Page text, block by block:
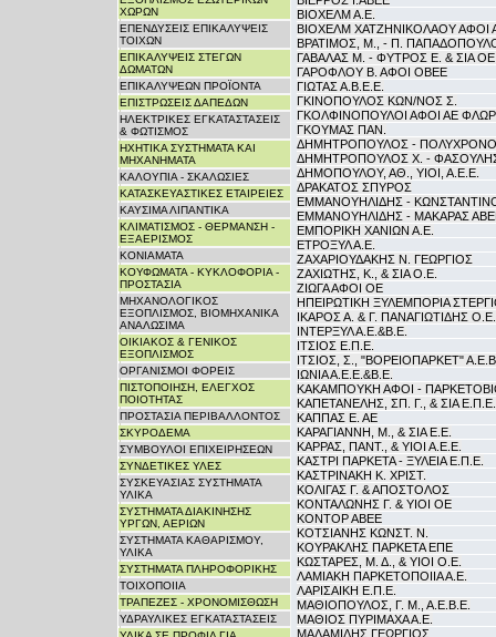
ΧΩΡΩΝ
ΕΠΕΝΔΥΣΕΙΣ ΕΠΙΚΑΛΥΨΕΙΣ
ΤΟΙΧΩΝ
ΕΠΙΚΑΛΥΨΕΙΣ ΣΤΕΓΩΝ
ΔΩΜΑΤΩΝ
ΕΠΙΚΑΛΥΨΕΩΝ ΠΡΟΪΟΝΤΑ
ΕΠΙΣΤΡΩΣΕΙΣ ΔΑΠΕΔΩΝ
ΗΛΕΚΤΡΙΚΕΣ ΕΓΚΑΤΑΣΤΑΣΕΙΣ
& ΦΩΤΙΣΜΟΣ
ΗΧΗΤΙΚΑ ΣΥΣΤΗΜΑΤΑ ΚΑΙ
ΜΗΧΑΝΗΜΑΤΑ
ΚΑΛΟΥΠΙΑ - ΣΚΑΛΩΣΙΕΣ
ΚΑΤΑΣΚΕΥΑΣΤΙΚΕΣ ΕΤΑΙΡΕΙΕΣ
ΚΑΥΣΙΜΑ ΛΙΠΑΝΤΙΚΑ
ΚΛΙΜΑΤΙΣΜΟΣ - ΘΕΡΜΑΝΣΗ -
ΕΞΑΕΡΙΣΜΟΣ
ΚΟΝΙΑΜΑΤΑ
ΚΟΥΦΩΜΑΤΑ - ΚΥΚΛΟΦΟΡΙΑ -
ΠΡΟΣΤΑΣΙΑ
ΜΗΧΑΝΟΛΟΓΙΚΟΣ
ΕΞΟΠΛΙΣΜΟΣ, ΒΙΟΜΗΧΑΝΙΚΑ
ΑΝΑΛΩΣΙΜΑ
ΟΙΚΙΑΚΟΣ & ΓΕΝΙΚΟΣ
ΕΞΟΠΛΙΣΜΟΣ
ΟΡΓΑΝΙΣΜΟΙ ΦΟΡΕΙΣ
ΠΙΣΤΟΠΟΙΗΣΗ, ΕΛΕΓΧΟΣ
ΠΟΙΟΤΗΤΑΣ
ΠΡΟΣΤΑΣΙΑ ΠΕΡΙΒΑΛΛΟΝΤΟΣ
ΣΚΥΡΟΔΕΜΑ
ΣΥΜΒΟΥΛΟΙ ΕΠΙΧΕΙΡΗΣΕΩΝ
ΣΥΝΔΕΤΙΚΕΣ ΥΛΕΣ
ΣΥΣΚΕΥΑΣΙΑΣ ΣΥΣΤΗΜΑΤΑ
ΥΛΙΚΑ
ΣΥΣΤΗΜΑΤΑ ΔΙΑΚΙΝΗΣΗΣ
ΥΡΓΩΝ, ΑΕΡΙΩΝ
ΣΥΣΤΗΜΑΤΑ ΚΑΘΑΡΙΣΜΟΥ,
ΥΛΙΚΑ
ΣΥΣΤΗΜΑΤΑ ΠΛΗΡΟΦΟΡΙΚΗΣ
ΤΟΙΧΟΠΟΙΙΑ
ΤΡΑΠΕΖΕΣ - ΧΡΟΝΟΜΙΣΘΩΣΗ
ΥΔΡΑΥΛΙΚΕΣ ΕΓΚΑΤΑΣΤΑΣΕΙΣ
ΒΙΟΧΕΛΜ Α.Ε.
ΒΙΟΧΕΛΜ ΧΑΤΖΗΝΙΚΟΛΑΟΥ ΑΦΟΙ
ΒΡΑΤΙΜΟΣ, Μ., - Π.
ΓΑΒΑΛΑΣ Μ. - ΦΥΤΡΟΣ Ε. & ΣΙΑ
ΓΑΡΟΦΛΟΥ Β. ΑΦΟΙ ΟΒΕΕ
ΓΙΩΤΑΣ Α.Β.Ε.Ε.
ΓΚΙΝΟΠΟΥΛΟΣ ΚΩΝ/ΝΟΣ Σ.
ΓΚΟΛΦΙΝΟΠΟΥΛΟΙ ΑΦΟΙ ΑΕ
ΓΚΟΥΜΑΣ ΠΑΝ.
ΔΗΜΗΤΡΟΠΟΥΛΟΣ -
ΔΗΜΗΤΡΟΠΟΥΛΟΣ Χ. -
ΔΗΜΟΠΟΥΛΟΥ, ΑΘ., ΥΙΟΙ, Α.Ε.Ε.
ΔΡΑΚΑΤΟΣ ΣΠΥΡΟΣ
ΕΜΜΑΝΟΥΗΛΙΔΗΣ -
ΕΜΜΑΝΟΥΗΛΙΔΗΣ - ΜΑΚΑΡΑΣ
ΕΜΠΟΡΙΚΗ ΧΑΝΙΩΝ Α.Ε.
ΕΤΡΟΞΥΛ Α.Ε.
ΖΑΧΑΡΙΟΥΔΑΚΗΣ Ν. ΓΕΩΡΓΙΟΣ
ΖΑΧΙΩΤΗΣ, Κ., & ΣΙΑ Ο.Ε.
ΖΙΩΓΑ ΑΦΟΙ ΟΕ
ΗΠΕΙΡΩΤΙΚΗ ΞΥΛΕΜΠΟΡΙΑ
ΙΚΑΡΟΣ Α. & Γ. ΠΑΝΑΓΙΩΤΙΔΗΣ Ο.Ε.
ΙΝΤΕΡΞΥΛ Α.Ε.&Β.Ε.
ΙΤΣΙΟΣ Ε.Π.Ε.
ΙΤΣΙΟΣ, Σ., "ΒΟΡΕΙΟΠΑΡΚΕΤ"
ΙΩΝΙΑ Α.Ε.Ε.&Β.Ε.
ΚΑΚΑΜΠΟΥΚΗ ΑΦΟΙ -
ΚΑΠΕΤΑΝΕΛΗΣ, ΣΠ. Γ., & ΣΙΑ Ε.Π.Ε.
ΚΑΠΠΑΣ Ε. ΑΕ
ΚΑΡΑΓΙΑΝΝΗ, Μ., & ΣΙΑ Ε.Ε.
ΚΑΡΡΑΣ, ΠΑΝΤ., & ΥΙΟΙ Α.Ε.Ε.
ΚΑΣΤΡΙ ΠΑΡΚΕΤΑ - ΞΥΛΕΙΑ Ε.Π.Ε.
ΚΑΣΤΡΙΝΑΚΗ Κ. ΧΡΙΣΤ.
ΚΟΛΙΓΑΣ Γ. & ΑΠΟΣΤΟΛΟΣ
ΚΟΝΤΑΛΩΝΗΣ Γ. & ΥΙΟΙ ΟΕ
ΚΟΝΤΟΡ ΑΒΕΕ
ΚΟΤΣΙΑΝΗΣ ΚΩΝΣΤ. Ν.
ΚΟΥΡΑΚΛΗΣ ΠΑΡΚΕΤΑ ΕΠΕ
ΚΩΣΤΑΡΕΣ, Μ. Δ., & ΥΙΟΙ Ο.Ε.
ΛΑΜΙΑΚΗ ΠΑΡΚΕΤΟΠΟΙΙΑ Α.Ε.
ΛΑΡΙΣΑΙΚΗ Ε.Π.Ε.
ΜΑΘΙΟΠΟΥΛΟΣ, Γ. Μ., Α.Ε.Β.Ε.
ΜΑΘΙΟΣ ΠΥΡΙΜΑΧΑ Α.Ε.
ΜΑΛΑΜΙΔΗΣ ΓΕΩΡΓΙΟΣ